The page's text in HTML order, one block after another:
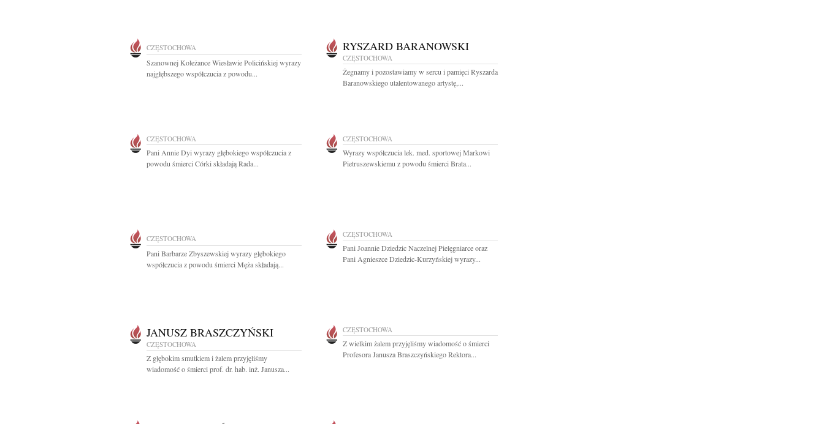
CZĘSTOCHOWA
Szanownej Koleżance Wiesławie Policińskiej wyrazy
najgłębszego współczucia z powodu...
RYSZARD BARANOWSKI
CZĘSTOCHOWA
Żegnamy i pozostawiamy w sercu i pamięci Ryszarda
Baranowskiego utalentowanego artystę,...
CZĘSTOCHOWA
Pani Annie Dyi wyrazy głębokiego współczucia z
powodu śmierci Córki składają Rada...
CZĘSTOCHOWA
Wyrazy współczucia lek. med. sportowej Markowi
Pietruszewskiemu z powodu śmierci Brata...
CZĘSTOCHOWA
Pani Barbarze Zbyszewskiej wyrazy głębokiego
współczucia z powodu śmierci Męża składają...
CZĘSTOCHOWA
Pani Joannie Dziedzic Naczelnej Pielęgniarce oraz
Pani Agnieszce Dziedzic-Kurzyńskiej wyrazy...
JANUSZ BRASZCZYŃSKI
CZĘSTOCHOWA
Z głębokim smutkiem i żalem przyjęliśmy
wiadomość o śmierci prof. dr. hab. inż. Janusza...
CZĘSTOCHOWA
Z wielkim żalem przyjęliśmy wiadomość o śmierci
Profesora Janusza Braszczyńskiego Rektora...